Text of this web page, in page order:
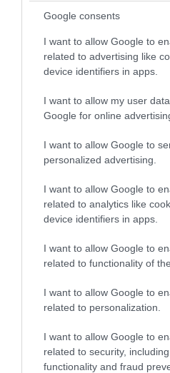
Google consents
I want to allow Google to
related to advertising like
device identifiers in apps.
I want to allow my user
Google for online
I want to allow Google to
personalized advertising.
I want to allow Google to
related to analytics like
device identifiers in apps.
I want to allow Google to
related to functionality of
I want to allow Google to
related to personalization.
I want to allow Google to
related to security,
functionality and fraud
Πεδίο μάχης η Μαύρη
κυνηγητό ρωσικού Ka-